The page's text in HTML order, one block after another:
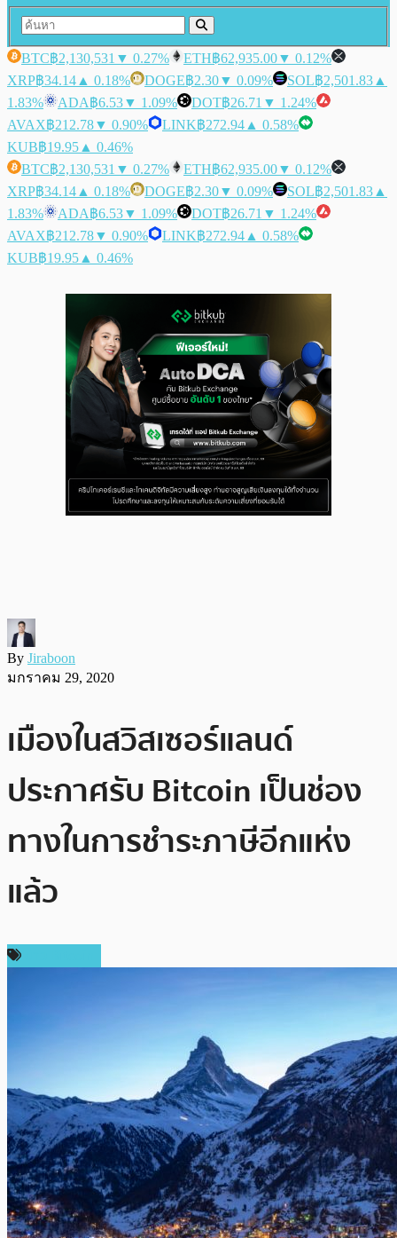
BTC฿2,130,531 ▼ 0.27% ETH฿62,935.00▼ 0.12%
XRP฿34.14 ▲ 0.18% DOGE฿2.30▼ 0.09% SOL฿2,501.83 ▲
1.83%
ADA฿6.53▼ 1.09% DOT฿26.71 ▼ 1.24%
AVAX฿212.78▼ 0.90% LINK฿272.94 ▲ 0.58%
KUB฿19.95 ▲ 0.46%
BTC฿2,130,531 ▼ 0.27% ETH฿62,935.00▼ 0.12%
XRP฿34.14 ▲ 0.18% DOGE฿2.30▼ 0.09% SOL฿2,501.83 ▲
1.83%
ADA฿6.53▼ 1.09% DOT฿26.71 ▼ 1.24%
AVAX฿212.78▼ 0.90% LINK฿272.94 ▲ 0.58%
KUB฿19.95 ▲ 0.46%
By Jiraboon
มกราคม 29, 2020
เมืองในสวิสเซอร์แลนด์
ประกาศรับ Bitcoin เป็นช่อง
ทางในการชำระภาษีอีกแห่ง
แล้ว